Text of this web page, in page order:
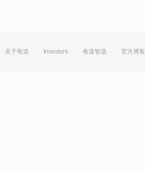
关于有道 Investors 有道智选 官方博客